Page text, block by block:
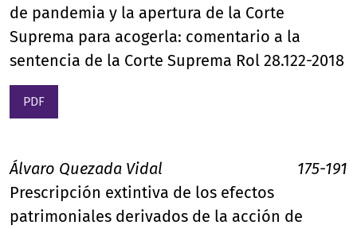
de pandemia y la apertura de la Corte
Suprema para acogerla: comentario a la
sentencia de la Corte Suprema Rol 28.122-2018
PDF
Álvaro Quezada Vidal
175-191
Prescripción extintiva de los efectos
patrimoniales derivados de la acción de